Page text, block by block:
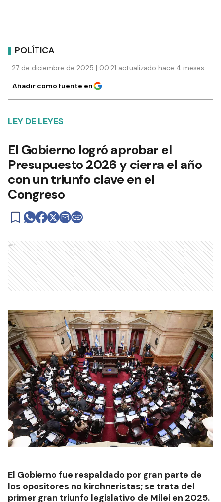
POLÍTICA
27 de diciembre de 2025 | 00:21 actualizado hace 4 meses
Añadir como fuente en
LEY DE LEYES
El Gobierno logró aprobar el
Presupuesto 2026 y cierra el año
con un triunfo clave en el
Congreso
Ads
El Gobierno fue respaldado por gran parte de
los opositores no kirchneristas; se trata del
primer gran triunfo legislativo de Milei en 2025.